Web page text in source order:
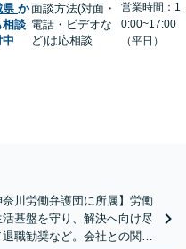
県 か
相談
中
面談方法(対面・
電話・ビデオな
ど)は応相談
営業時間：1
0:00~17:00
（平日）
川労働弁護団に所属】労働
基盤を守り、解決へ向け尽
職勧奨など。会社との関係